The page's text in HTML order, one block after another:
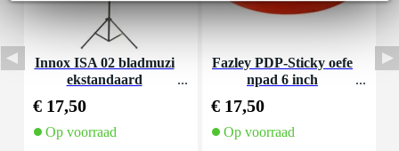
Innox ISA 02 bladmuzi
ekstandaard
€ 17,50
Op voorraad
Fazley PDP-Sticky oefe
npad 6 inch
€ 17,50
Op voorraad